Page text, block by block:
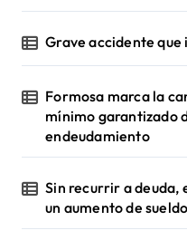
Grave accidente
Formosa marca la
mínimo garantizado
endeudamiento
Sin recurrir a deuda,
un aumento de